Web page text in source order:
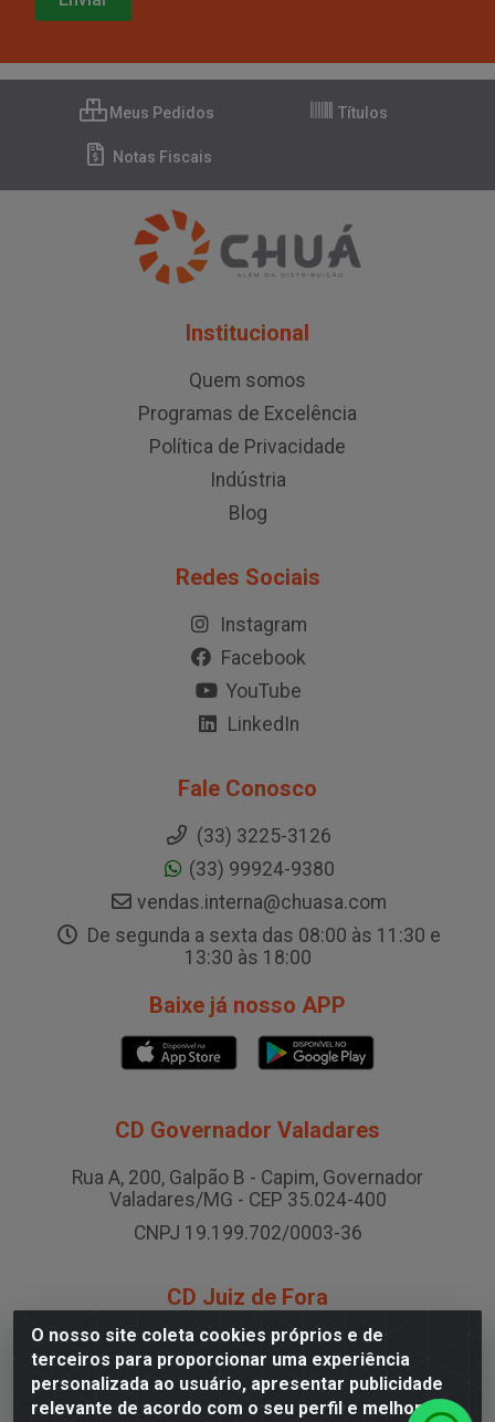
O nosso site coleta cookies próprios e de
terceiros para proporcionar uma experiência
personalizada ao usuário, apresentar publicidade
relevante de acordo com o seu perfil e melhorar a
Meus Pedidos Títulos
Notas Fiscais
Institucional
Quem somos
Programas de Excelência
Política de Privacidade
Indústria
Blog
Redes Sociais
Instagram
Facebook
YouTube
LinkedIn
Fale Conosco
(33) 3225-3126
(33) 99924-9380
vendas.interna@chuasa.com
De segunda a sexta das 08:00 às 11:30 e
13:30 às 18:00
Baixe já nosso APP
CD Governador Valadares
Rua A, 200, Galpão B - Capim, Governador
Valadares/MG - CEP 35.024-400
CNPJ 19.199.702/0003-36
CD Juiz de Fora
Rodovia BR-040 , Nº 0, Área B2 Condominio Brasil
LOG - São Pedro, Juiz de Fora/MG
CNPJ 19.199.702/0005-06